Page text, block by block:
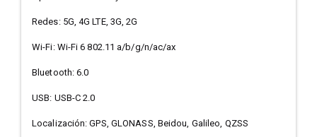
Redes: 5G, 4G LTE, 3G, 2G
Wi-Fi: Wi-Fi 6 802.11 a/b/g/n/ac/ax
Bluetooth: 6.0
USB: USB-C 2.0
Localización: GPS, GLONASS, Beidou, Galileo, QZSS